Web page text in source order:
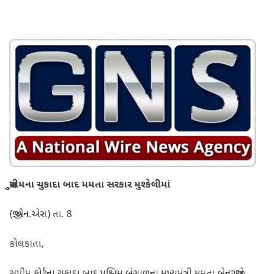
સુપ્રીમના ચુકાદા બાદ મમતા સરકાર મુશ્કેલીમાં
(જી.એન.એસ) તા. 8
કોલકાતા,